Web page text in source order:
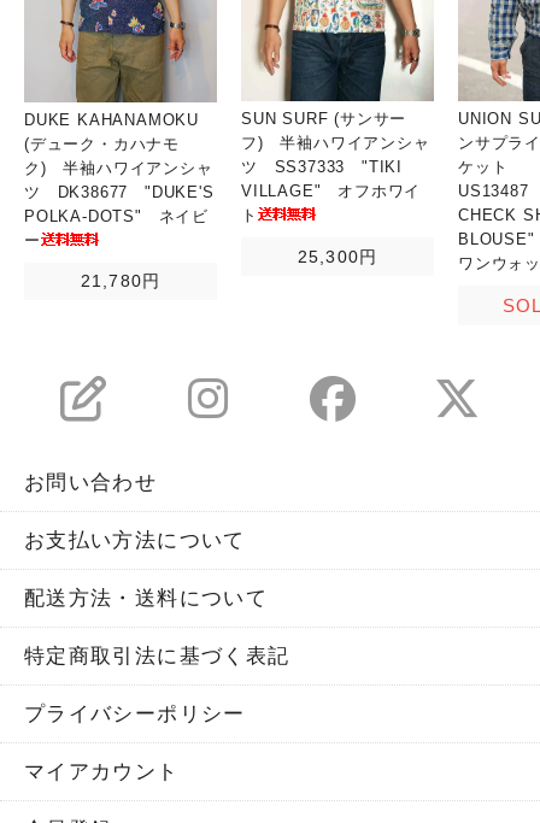
DUKE KAHANAMOKU
(デューク・カハナモ
ク) 半袖ハワイアンシャ
ツ DK38677 "DUKE'S
POLKA-DOTS" ネイビ
ー
21,780円
SUN SURF (サンサー
フ) 半袖ハワイアンシャ
ツ SS37333 "TIKI
VILLAGE" オフホワイ
ト
25,300円
UNION
ンサプラ
ケット
US13487
CHECK
ワンウォ
お問い合わせ
お支払い方法について
配送方法・送料について
特定商取引法に基づく表記
プライバシーポリシー
マイアカウント